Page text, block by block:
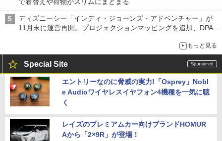
ディズニーシー「インディ・ジョーンズ・アドベンチャー」が
11月末に運営再開。プロジェクションマッピングを追加、DPA
もっと見る
Special Site
エントリーなのに脅威の実力!「Osprey」Nobl
e Audioワイヤレスイヤフォン4機種を一気に聴
く
レイズのプレミアムカー向けブランドHOMUR
Aから「2×9R」が登場！